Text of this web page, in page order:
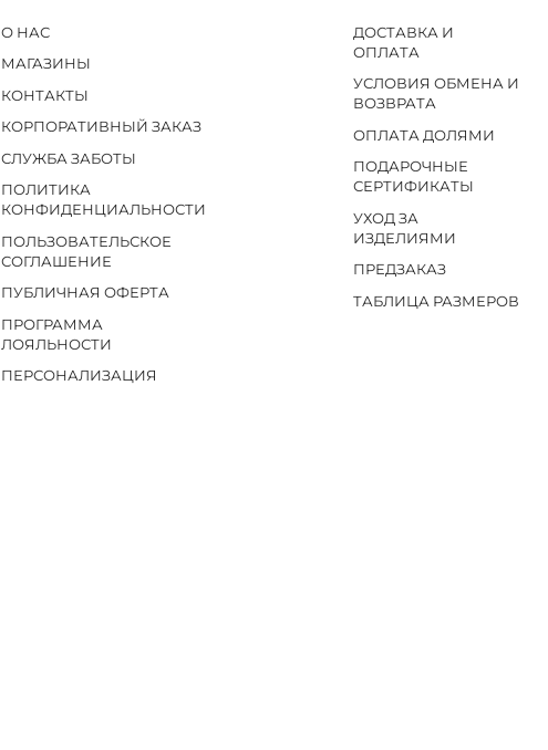
О НАС
МАГАЗИНЫ
КОНТАКТЫ
КОРПОРАТИВНЫЙ ЗАКАЗ
СЛУЖБА ЗАБОТЫ
ПОЛИТИКА
КОНФИДЕНЦИАЛЬНОСТИ
ПОЛЬЗОВАТЕЛЬСКОЕ
СОГЛАШЕНИЕ
ПУБЛИЧНАЯ ОФЕРТА
ПРОГРАММА
ЛОЯЛЬНОСТИ
ПЕРСОНАЛИЗАЦИЯ
ДОСТАВКА И
ОПЛАТА
УСЛОВИЯ ОБМЕНА И
ВОЗВРАТА
ОПЛАТА ДОЛЯМИ
ПОДАРОЧНЫЕ
СЕРТИФИКАТЫ
УХОД ЗА
ИЗДЕЛИЯМИ
ПРЕДЗАКАЗ
ТАБЛИЦА РАЗМЕРОВ